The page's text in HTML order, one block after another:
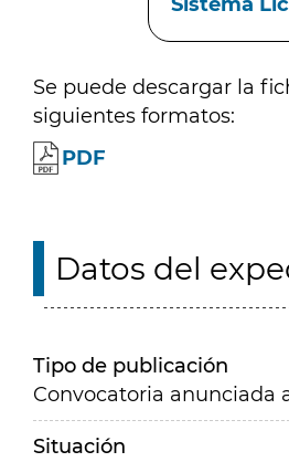
Se puede descargar la
siguientes formatos:
PDF
Datos del
Tipo de publicación
Convocatoria anunciada
Situación